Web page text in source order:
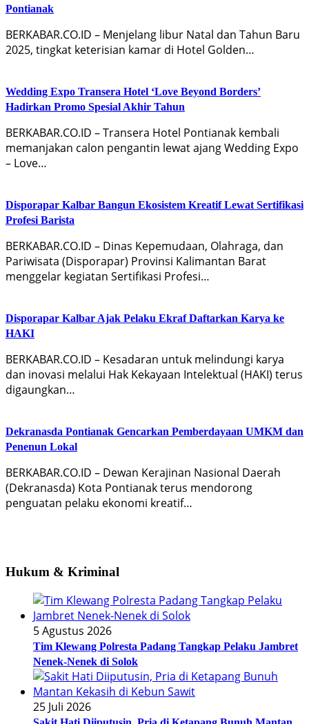
Pontianak
BERKABAR.CO.ID – Menjelang libur Natal dan Tahun Baru
2025, tingkat keterisian kamar di Hotel Golden…
Wedding Expo Transera Hotel ‘Love Beyond Borders’
Hadirkan Promo Spesial Akhir Tahun
BERKABAR.CO.ID – Transera Hotel Pontianak kembali
memanjakan calon pengantin lewat ajang Wedding Expo
– Love…
Disporapar Kalbar Bangun Ekosistem Kreatif Lewat Sertifikasi
Profesi Barista
BERKABAR.CO.ID – Dinas Kepemudaan, Olahraga, dan
Pariwisata (Disporapar) Provinsi Kalimantan Barat
menggelar kegiatan Sertifikasi Profesi…
Disporapar Kalbar Ajak Pelaku Ekraf Daftarkan Karya ke
HAKI
BERKABAR.CO.ID – Kesadaran untuk melindungi karya
dan inovasi melalui Hak Kekayaan Intelektual (HAKI) terus
digaungkan…
Dekranasda Pontianak Gencarkan Pemberdayaan UMKM dan
Penenun Lokal
BERKABAR.CO.ID – Dewan Kerajinan Nasional Daerah
(Dekranasda) Kota Pontianak terus mendorong
penguatan pelaku ekonomi kreatif…
Hukum & Kriminal
5 Agustus 2026
Tim Klewang Polresta Padang Tangkap Pelaku Jambret
Nenek-Nenek di Solok
25 Juli 2026